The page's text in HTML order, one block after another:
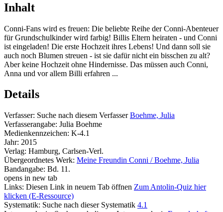
Inhalt
Conni-Fans wird es freuen: Die beliebte Reihe der Conni-Abenteuer
für Grundschulkinder wird farbig! Billis Eltern heiraten - und Conni
ist eingeladen! Die erste Hochzeit ihres Lebens! Und dann soll sie
auch noch Blumen streuen - ist sie dafür nicht ein bisschen zu alt?
Aber keine Hochzeit ohne Hindernisse. Das müssen auch Conni,
Anna und vor allem Billi erfahren ...
Details
Verfasser: Suche nach diesem Verfasser Boehme, Julia
Verfasserangabe: Julia Boehme
Medienkennzeichen: K-4.1
Jahr: 2015
Verlag: Hamburg, Carlsen-Verl.
Übergeordnetes Werk: Meine Freundin Conni / Boehme, Julia
Bandangabe: Bd. 11.
opens in new tab
Links: Diesen Link in neuem Tab öffnen Zum Antolin-Quiz hier
klicken (E-Ressource)
Systematik: Suche nach dieser Systematik 4.1